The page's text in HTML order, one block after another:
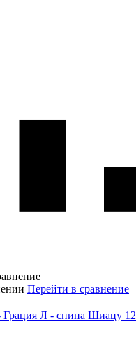
Перейти в сравнение
Грация Л - спина Шиацу 12